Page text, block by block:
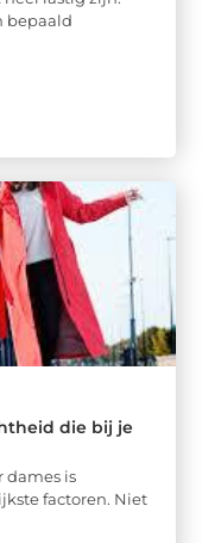
bepaald
die bij je
dames is
factoren. Niet